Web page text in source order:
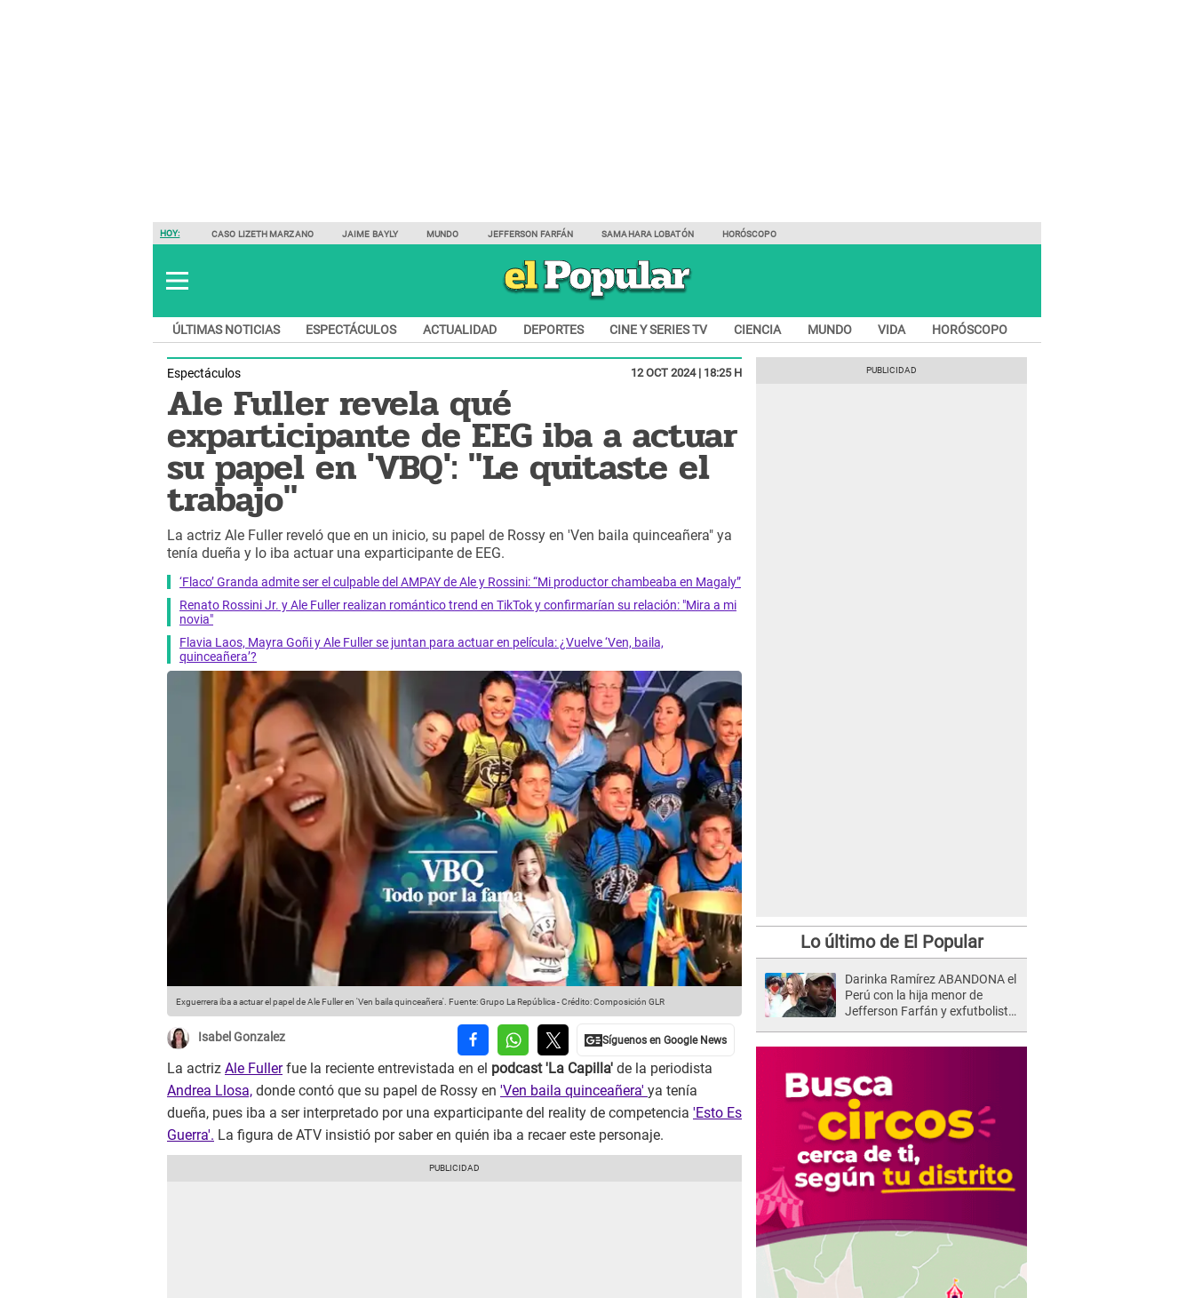
HOY: CASO LIZETH MARZANO JAIME BAYLY MUNDO JEFFERSON FARFÁN SAMAHARA LOBATÓN HORÓSCOPO
ÚLTIMAS NOTICIAS ESPECTÁCULOS ACTUALIDAD DEPORTES CINE Y SERIES TV CIENCIA MUNDO VIDA HORÓSCOPO
Espectáculos 12 OCT 2024 | 18:25 H
Ale Fuller revela qué
exparticipante de EEG iba a actuar
su papel en 'VBQ': "Le quitaste el
trabajo"
La actriz Ale Fuller reveló que en un inicio, su papel de Rossy en 'Ven baila quinceañera" ya
tenía dueña y lo iba actuar una exparticipante de EEG.
‘Flaco’ Granda admite ser el culpable del AMPAY de Ale y Rossini: “Mi productor chambeaba en Magaly”
Renato Rossini Jr. y Ale Fuller realizan romántico trend en TikTok y confirmarían su relación: "Mira a mi
novia"
Flavia Laos, Mayra Goñi y Ale Fuller se juntan para actuar en película: ¿Vuelve ‘Ven, baila,
quinceañera’?
Exguerrera iba a actuar el papel de Ale Fuller en 'Ven baila quinceañera'. Fuente: Grupo La República-Crédito: Composición GLR
Isabel Gonzalez
La actriz Ale Fullerfue la reciente entrevistada en el podcast 'La Capilla' de la periodista
Andrea Llosa, donde contó que su papel de Rossy en 'Ven baila quinceañera' ya tenía
dueña, pues iba a ser interpretado por una exparticipante del reality de competencia 'Esto Es
Guerra'. La figura de ATV insistió por saber en quién iba a recaer este personaje.
Lo último de El Popular
Darinka Ramírez ABANDONA el
Perú con la hija menor de
Jefferson Farfán y exfutbolista